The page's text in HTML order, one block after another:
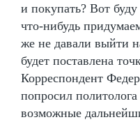
и покупать? Вот
что-нибудь
же не давали выйти
будет поставлена
Корреспондент
попросил политолога
возможные